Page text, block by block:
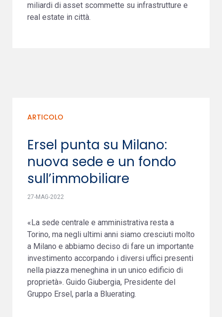
miliardi di asset scommette su infrastrutture e
real estate in città.
ARTICOLO
Ersel punta su Milano:
nuova sede e un fondo
sull’immobiliare
27-MAG-2022
«La sede centrale e amministrativa resta a
Torino, ma negli ultimi anni siamo cresciuti molto
a Milano e abbiamo deciso di fare un importante
investimento accorpando i diversi uffici presenti
nella piazza meneghina in un unico edificio di
proprietà». Guido Giubergia, Presidente del
Gruppo Ersel, parla a Bluerating.